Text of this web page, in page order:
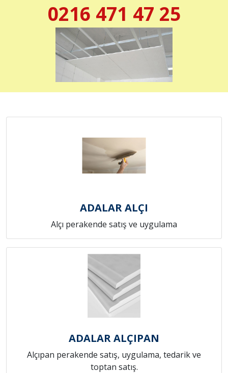
0216 471 47 25
ADALAR ALÇI
Alçı perakende satış ve uygulama
ADALAR ALÇIPAN
Alçıpan perakende satış, uygulama, tedarik ve
toptan satış.